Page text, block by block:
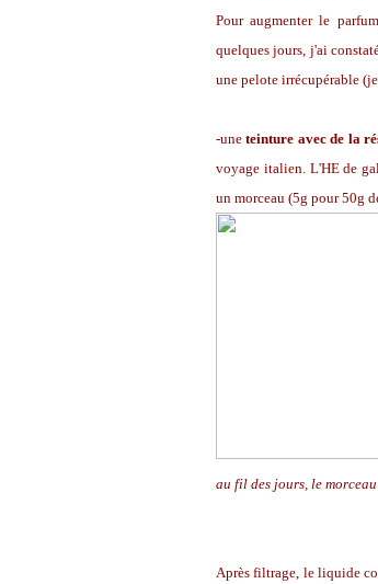
Pour augmenter le
quelques jours, j'ai
une pelote irrécupérable
-uneteinture avec de la
voyage italien. L'HE de
un morceau (5g pour 50g
au fil des jours, le
Après filtrage, le liquide